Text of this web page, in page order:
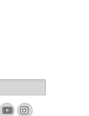
YouTube
Instagram